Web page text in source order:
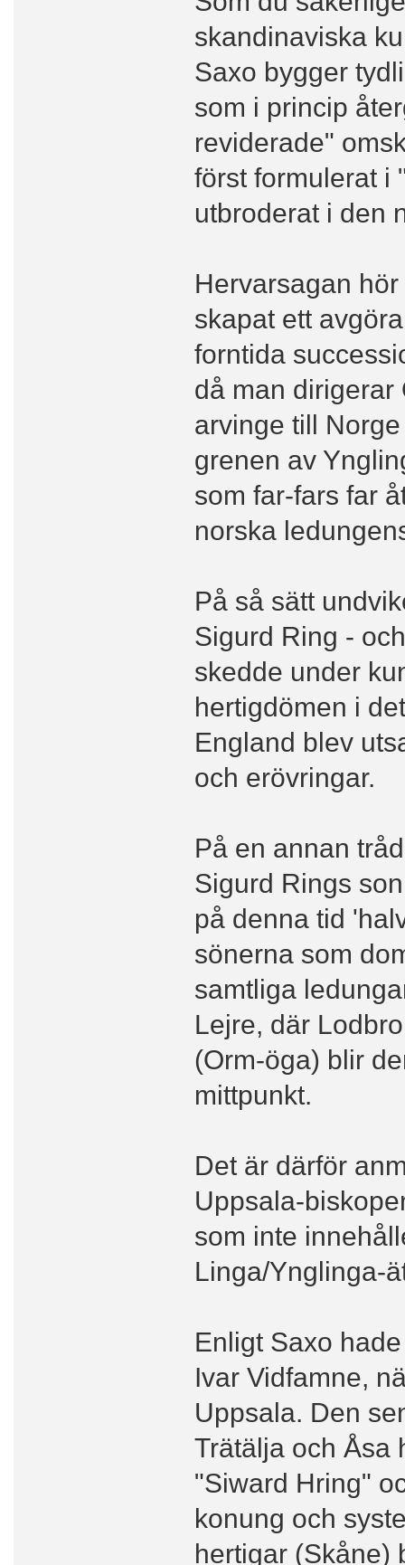
skandinaviska
Saxo bygger
som i princip
reviderade"
först formulerat i
utbroderat i den
Hervarsagan
skapat ett
forntida
då man dirigerar
arvinge till
grenen av
som far-fars far
norska
På så sätt
Sigurd Ring -
skedde under
hertigdömen i
England blev
och erövringar.
På en annan
Sigurd Rings
på denna tid
sönerna som
samtliga
Lejre, där
(Orm-öga) blir
mittpunkt.
Det är därför
Uppsala-
som inte
Linga/Ynglinga-
Enligt Saxo
Ivar Vidfamne,
Uppsala. Den
Trätälja och Åsa
"Siward Hring"
konung och
hertigar (Skåne)